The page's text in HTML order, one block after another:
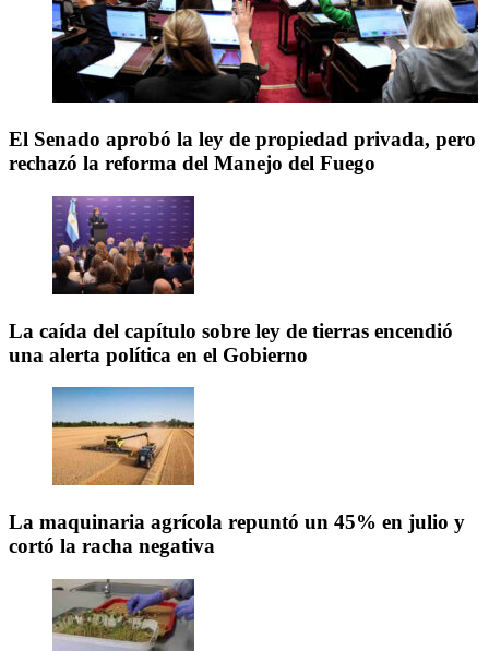
El Senado aprobó la ley de propiedad privada, pero
rechazó la reforma del Manejo del Fuego
La caída del capítulo sobre ley de tierras encendió
una alerta política en el Gobierno
La maquinaria agrícola repuntó un 45% en julio y
cortó la racha negativa